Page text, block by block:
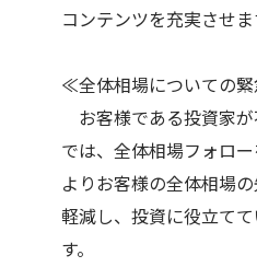
コンテンツを充実させま
≪全体相場についての
お客様である投資家
では、全体相場フォロ
よりお客様の全体相場
軽減し、投資に役立て
す。